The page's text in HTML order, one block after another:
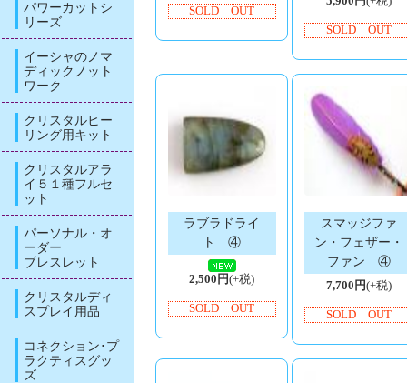
パワーカットシ
リーズ
イーシャのノマ
ディックノット
ワーク
クリスタルヒー
リング用キット
クリスタルアラ
イ５１種フルセ
ット
パーソナル・オ
ーダー
ブレスレット
クリスタルディ
スプレイ用品
コネクション･プ
ラクティスグッ
ズ
SOLD OUT
SOLD OUT
ラブラドライ
ト ④
2,500円(+税)
SOLD OUT
スマッジファ
ン・フェザー・
ファン ④
7,700円(+税)
SOLD OUT